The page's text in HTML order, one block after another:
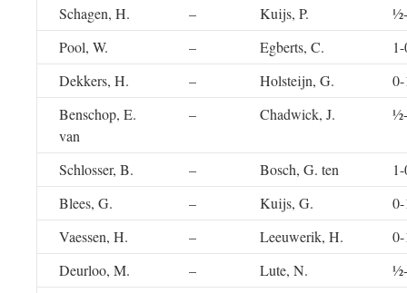
Schagen, H. – Kuijs, P.
Pool, W.
– Egberts, C.
Dekkers, H.
– Holsteijn, G.
Benschop, E.
van
– Chadwick, J.
Schlosser, B. – Bosch, G. ten
Blees, G.
– Kuijs, G.
Vaessen, H.
– Leeuwerik, H.
Deurloo, M.
– Lute, N.